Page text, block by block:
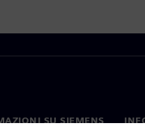
SU SIEMENS